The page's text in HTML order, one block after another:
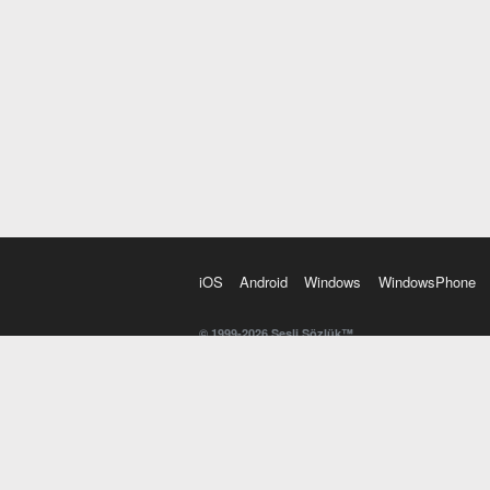
iOS Android Windows WindowsPhone
© 1999-2026 Sesli Sözlük™